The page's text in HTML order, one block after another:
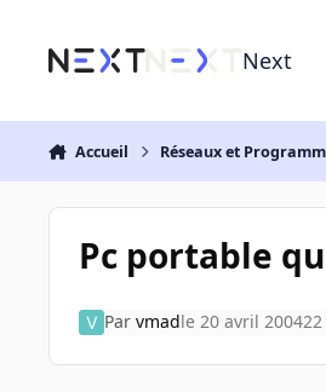
Next
Accueil Réseaux et
Pc portable
Par vmadle 20 avril 200422